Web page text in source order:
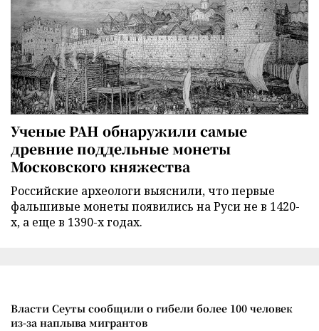
Ученые РАН обнаружили самые
древние поддельные монеты
Московского княжества
Российские археологи выяснили, что первые
фальшивые монеты появились на Руси не в 1420-
х, а еще в 1390-х годах.
Власти Сеуты сообщили о гибели более 100 человек
из-за наплыва мигрантов